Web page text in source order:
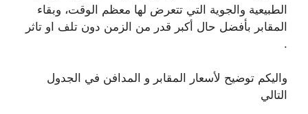
الطبيعية والجوية التي تتعرض لها معظم الوقت، وبقاء
المقابر بأفضل حال أكبر قدر من الزمن دون تلف او تاثر
.
واليكم توضيح لأسعار المقابر و المدافن في الجدول
التالي